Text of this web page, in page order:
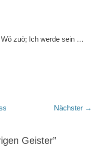
Wǒ zuò; Ich werde sein …
Nächster →
Geister”